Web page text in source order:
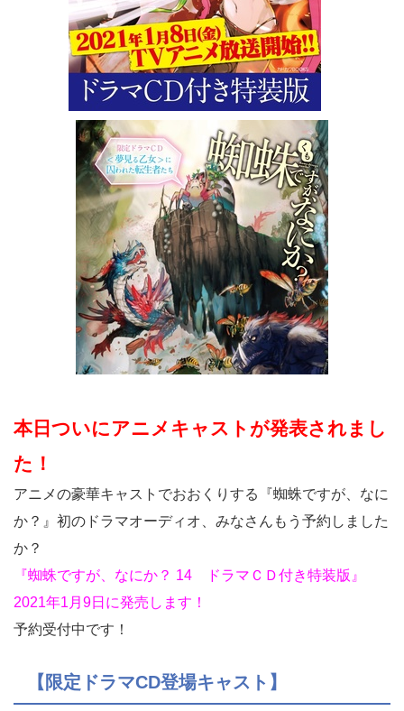
本日ついにアニメキャストが発表されまし
た！
アニメの豪華キャストでおおくりする『蜘蛛ですが、なに
か？』初のドラマオーディオ、みなさんもう予約しました
か？
『蜘蛛ですが、なにか？ 14 ドラマＣＤ付き特装版』
2021年1月9日に発売します！
予約受付中です！
【限定ドラマCD登場キャスト】